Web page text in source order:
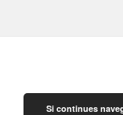
Si continues